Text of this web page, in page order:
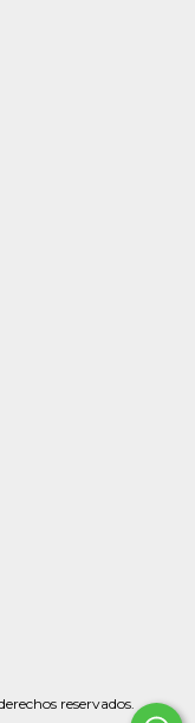
reservados.